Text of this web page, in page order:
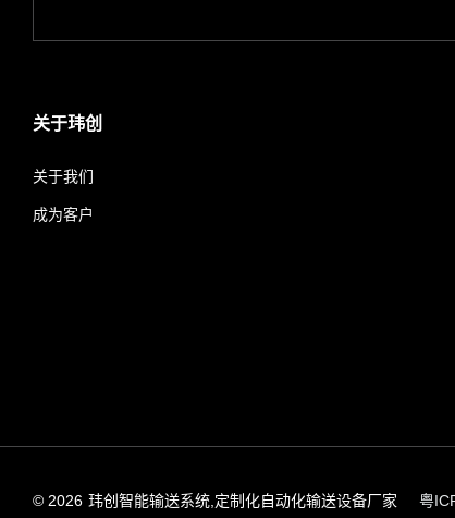
关于玮创
关于我们
成为客户
© 2026 玮创智能输送系统,定制化自动化输送设备厂家 粤